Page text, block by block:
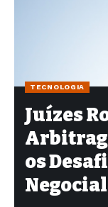
TECNOLOGIA
Juízes
os
Negocial